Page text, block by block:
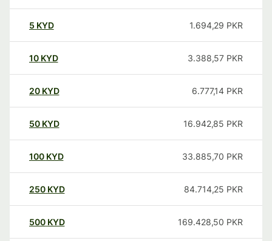
5 KYD 1.694,29 PKR
10 KYD 3.388,57 PKR
20 KYD 6.777,14 PKR
50 KYD 16.942,85 PKR
100 KYD 33.885,70 PKR
250 KYD 84.714,25 PKR
500 KYD 169.428,50 PKR